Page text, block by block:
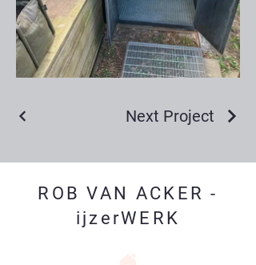
Next Project
ROB VAN ACKER-
ijzerWERK